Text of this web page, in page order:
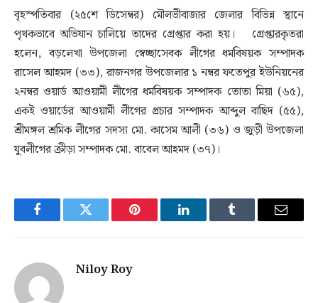
বৃহস্পতিবার (২৫শে ডিসেম্বর) মৌলভীবাজার জেলার বিভিন্ন স্থানে
পৃথকভাবে অভিযান চালিয়ে তাদের গ্রেপ্তার করা হয়। গ্রেপ্তারকৃতরা
হলেন, বড়লেখা উপজেলা স্বেচ্ছাসেবক লীগের ধর্মবিষয়ক সম্পাদক
রাসেল আহমদ (৩৩), রাজনগর উপজেলার ১ নম্বর ফতেপুর ইউনিয়নের
২নম্বর ওয়ার্ড আওয়ামী লীগের ধর্মবিষয়ক সম্পাদক তোতা মিয়া (৬৫),
একই ওয়ার্ডের আওয়ামী লীগের প্রচার সম্পাদক আব্দুল বাছিদ (৫৫),
শ্রীমঙ্গল শ্রমিক লীগের সদস্য মো. কাসেম আলী (৩৬) ও জুড়ী উপজেলা
যুবলীগের ক্রীড়া সম্পাদক মো. বাবেল আহমদ (৩৭)।
FacebookTwitter Pinterest LinkedInTumblr Email
Niloy Roy